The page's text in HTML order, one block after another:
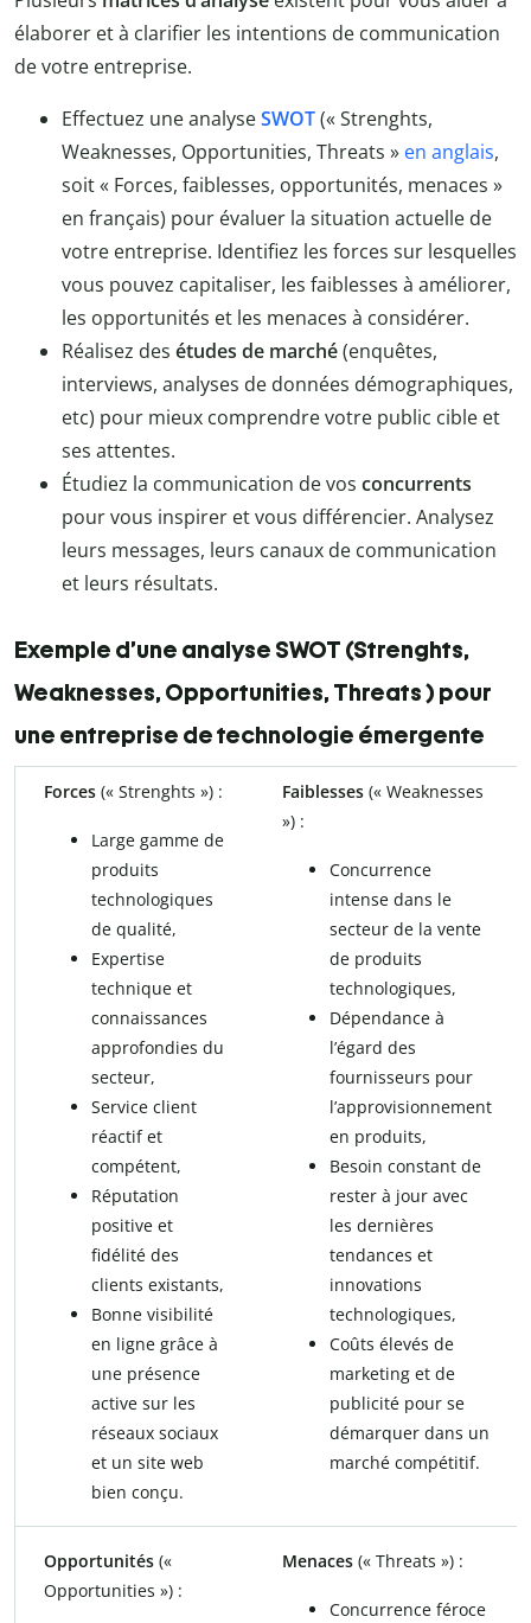
élaborer et à clarifier les intentions de communication
de votre entreprise.
Effectuez une analyseSWOT(« Strenghts,
Weaknesses, Opportunities, Threats » en anglais,
soit « Forces, faiblesses, opportunités, menaces »
en français) pour évaluer la situation actuelle de
votre entreprise. Identifiez les forces sur lesquelles
vous pouvez capitaliser, les faiblesses à améliorer,
les opportunités et les menaces à considérer.
Réalisez des études de marché(enquêtes,
interviews, analyses de données démographiques,
etc) pour mieux comprendre votre public cible et
ses attentes.
Étudiez la communication de vos concurrents
pour vous inspirer et vous différencier. Analysez
leurs messages, leurs canaux de communication
et leurs résultats.
Exemple d’une analyse SWOT (Strenghts,
Weaknesses, Opportunities, Threats ) pour
une entreprise de technologie émergente
Forces (« Strenghts ») :
Large gamme de
produits
technologiques
de qualité,
Expertise
technique et
connaissances
approfondies du
secteur,
Service client
réactif et
compétent,
Réputation
positive et
fidélité des
clients existants,
Bonne visibilité
en ligne grâce à
une présence
active sur les
réseaux sociaux
et un site web
bien conçu.
Faiblesses (« Weaknesses
») :
Concurrence
intense dans le
secteur de la vente
de produits
technologiques,
Dépendance à
l’égard des
fournisseurs pour
l’approvisionnement
en produits,
Besoin constant de
rester à jour avec
les dernières
tendances et
innovations
technologiques,
Coûts élevés de
marketing et de
publicité pour se
démarquer dans un
marché compétitif.
Opportunités («
Opportunities ») :
Menaces (« Threats ») :
Concurrence féroce